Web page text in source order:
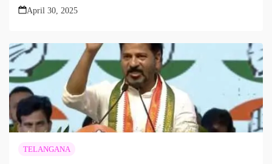
April 30, 2025
TELANGANA